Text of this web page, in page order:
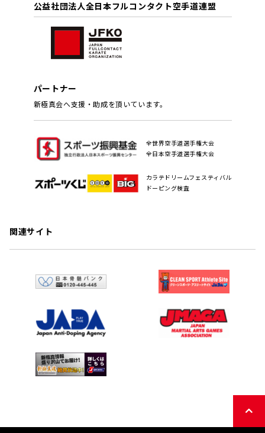
公益社団法人全日本フルコンタクト空手道連盟
パートナー
新極真会へ支援・助成を頂いています。
全世界空手道選手権大会
全日本空手道選手権大会
カラテドリームフェスティバル
ドーピング検査
関連サイト